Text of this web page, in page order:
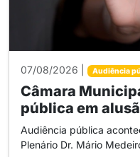
07/08/2026 | Audiência
Câmara
pública em
Audiência pública
Plenário Dr. Mário